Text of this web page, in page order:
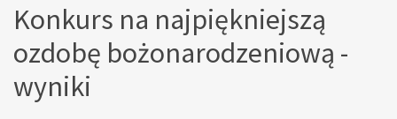
Konkurs na najpiękniejszą
ozdobę bożonarodzeniową -
wyniki